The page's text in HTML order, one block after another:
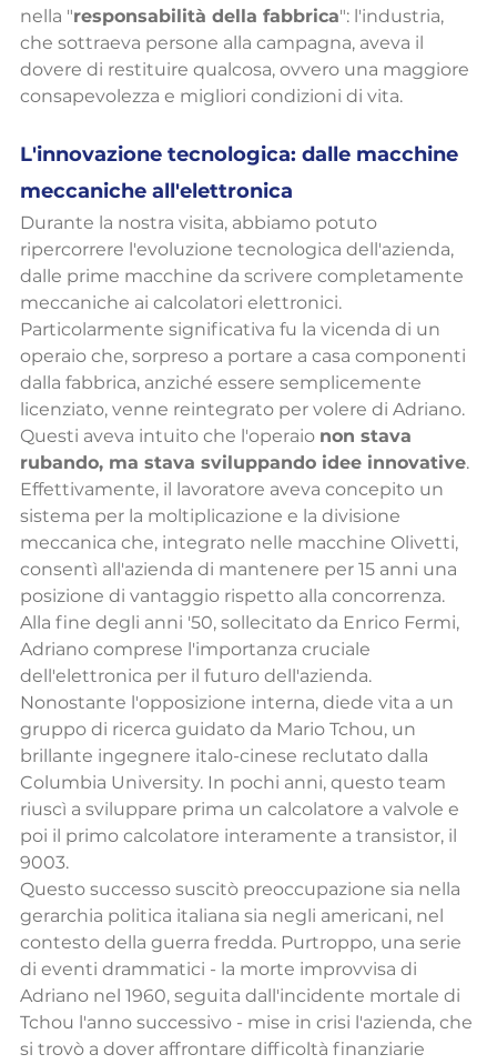
nella "responsabilità della fabbrica": l'industria,
che sottraeva persone alla campagna, aveva il
dovere di restituire qualcosa, ovvero una maggiore
consapevolezza e migliori condizioni di vita.
L'innovazione tecnologica: dalle macchine
meccaniche all'elettronica
Durante la nostra visita, abbiamo potuto
ripercorrere l'evoluzione tecnologica dell'azienda,
dalle prime macchine da scrivere completamente
meccaniche ai calcolatori elettronici.
Particolarmente significativa fu la vicenda di un
operaio che, sorpreso a portare a casa componenti
dalla fabbrica, anziché essere semplicemente
licenziato, venne reintegrato per volere di Adriano.
Questi aveva intuito che l'operaio non stava
rubando, ma stava sviluppando idee innovative.
Effettivamente, il lavoratore aveva concepito un
sistema per la moltiplicazione e la divisione
meccanica che, integrato nelle macchine Olivetti,
consentì all'azienda di mantenere per 15 anni una
posizione di vantaggio rispetto alla concorrenza.
Alla fine degli anni '50, sollecitato da Enrico Fermi,
Adriano comprese l'importanza cruciale
dell'elettronica per il futuro dell'azienda.
Nonostante l'opposizione interna, diede vita a un
gruppo di ricerca guidato da Mario Tchou, un
brillante ingegnere italo-cinese reclutato dalla
Columbia University. In pochi anni, questo team
riuscì a sviluppare prima un calcolatore a valvole e
poi il primo calcolatore interamente a transistor, il
9003.
Questo successo suscitò preoccupazione sia nella
gerarchia politica italiana sia negli americani, nel
contesto della guerra fredda. Purtroppo, una serie
di eventi drammatici - la morte improvvisa di
Adriano nel 1960, seguita dall'incidente mortale di
Tchou l'anno successivo - mise in crisi l'azienda, che
si trovò a dover affrontare difficoltà finanziarie